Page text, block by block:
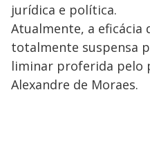
jurídica e política.
Atualmente, a eficácia
totalmente suspensa
liminar proferida
Alexandre de Moraes.